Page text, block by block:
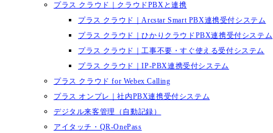
プラス クラウド｜クラウドPBXと連携
プラス クラウド｜Arcstar Smart PBX連携受付システム
プラス クラウド｜ひかりクラウドPBX連携受付システム
プラス クラウド｜工事不要・すぐ使える受付システム
プラス クラウド｜IP-PBX連携受付システム
プラス クラウド for Webex Calling
プラス オンプレ｜社内PBX連携受付システム
デジタル来客管理（自動記録）
アイタッチ・QR-OnePass